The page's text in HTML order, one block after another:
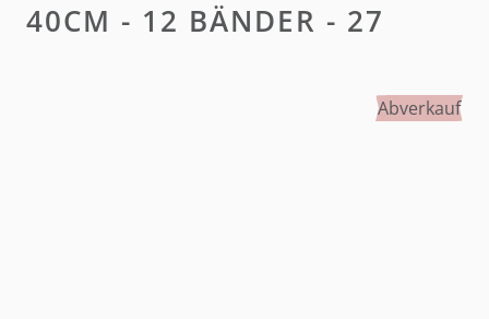
40CM - 12 BÄNDER - 27
Abverkauf